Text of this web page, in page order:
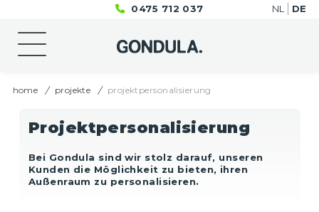
0475 712 037 NL DE
home projekte projektpersonalisierung
Projektpersonalisierung
Bei Gondula sind wir stolz darauf, unseren
Kunden die Möglichkeit zu bieten, ihren
Außenraum zu personalisieren.